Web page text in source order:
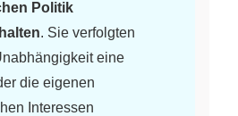
Politik
. Sie verfolgten
eine
die eigenen
Interessen